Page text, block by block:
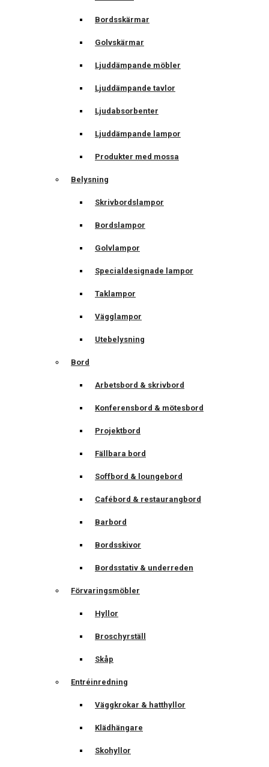
Bordsskärmar
Golvskärmar
Ljuddämpande möbler
Ljuddämpande tavlor
Ljudabsorbenter
Ljuddämpande lampor
Produkter med mossa
Belysning
Skrivbordslampor
Bordslampor
Golvlampor
Specialdesignade lampor
Taklampor
Vägglampor
Utebelysning
Bord
Arbetsbord & skrivbord
Konferensbord & mötesbord
Projektbord
Fällbara bord
Soffbord & loungebord
Cafébord & restaurangbord
Barbord
Bordsskivor
Bordsstativ & underreden
Förvaringsmöbler
Hyllor
Broschyrställ
Skåp
Entréinredning
Väggkrokar & hatthyllor
Klädhängare
Skohyllor